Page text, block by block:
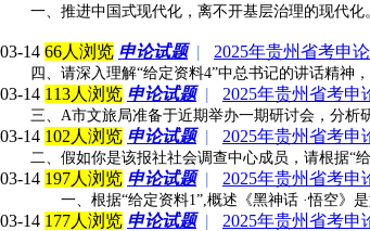
一、推进中国式现代化，离不开基层治理的现代
03-14 66人浏览 申论试题| 2025年贵州省考申
四、请深入理解“给定资料4”中总书记的讲话精神
03-14 113人浏览 申论试题| 2025年贵州省考申
三、A市文旅局准备于近期举办一期研讨会，分析
03-14 102人浏览 申论试题| 2025年贵州省考申
二、假如你是该报社社会调查中心成员，请根据“
03-14 197人浏览 申论试题| 2025年贵州省考申
一、根据“给定资料1”,概述《黑神话 ·悟空》是
03-14 177人浏览 申论试题| 2025年贵州省考